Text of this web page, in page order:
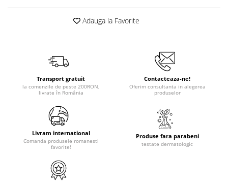
Adauga la Favorite
Transport gratuit
la comenzile de peste 200RON,
livrate în România
Contacteaza-ne!
Oferim consultanta in alegerea
produselor
Livram international
Comanda produsele romanesti
favorite!
Produse fara parabeni
testate dermatologic